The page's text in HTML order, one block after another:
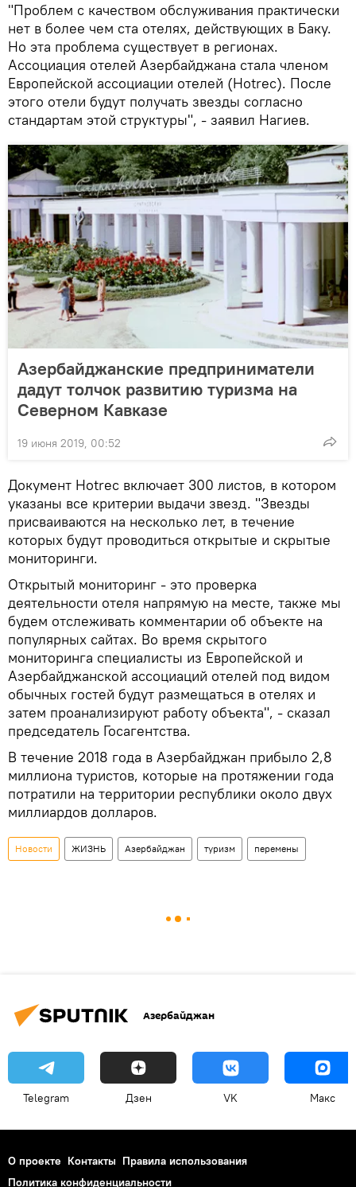
"Проблем с качеством обслуживания практически
нет в более чем ста отелях, действующих в Баку.
Но эта проблема существует в регионах.
Ассоциация отелей Азербайджана стала членом
Европейской ассоциации отелей (Hotrec). После
этого отели будут получать звезды согласно
стандартам этой структуры", - заявил Нагиев.
Азербайджанские предприниматели
дадут толчок развитию туризма на
Северном Кавказе
19 июня 2019, 00:52
Документ Hotrec включает 300 листов, в котором
указаны все критерии выдачи звезд. "Звезды
присваиваются на несколько лет, в течение
которых будут проводиться открытые и скрытые
мониторинги.
Открытый мониторинг - это проверка
деятельности отеля напрямую на месте, также мы
будем отслеживать комментарии об объекте на
популярных сайтах. Во время скрытого
мониторинга специалисты из Европейской и
Азербайджанской ассоциаций отелей под видом
обычных гостей будут размещаться в отелях и
затем проанализируют работу объекта", - сказал
председатель Госагентства.
В течение 2018 года в Азербайджан прибыло 2,8
миллиона туристов, которые на протяжении года
потратили на территории республики около двух
миллиардов долларов.
Новости ЖИЗНЬ Азербайджан туризм перемены
Азербайджан
Telegram Дзен VK Макс
О проекте Контакты Правила использования
Политика конфиденциальности